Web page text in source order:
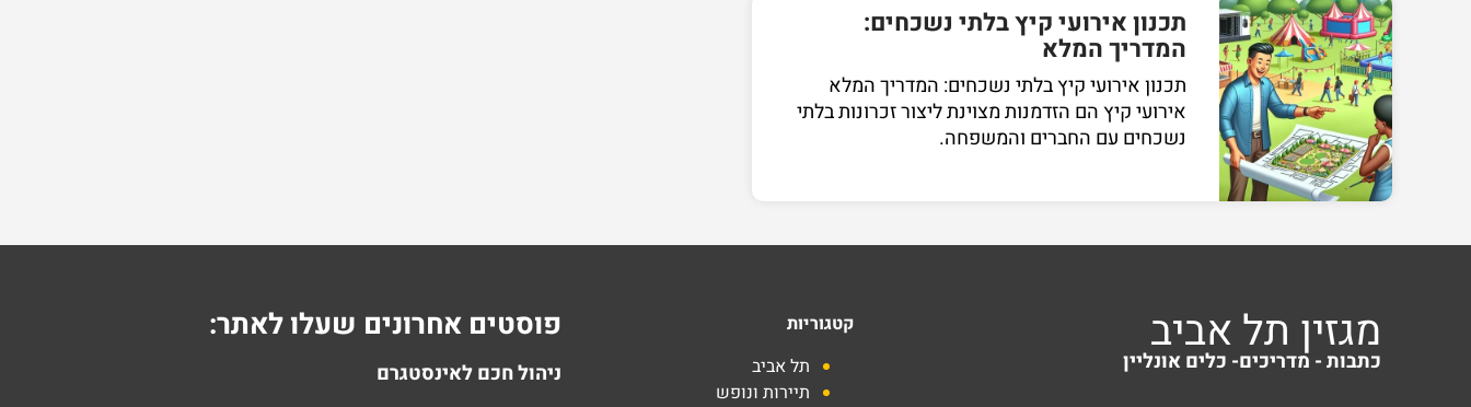
תכנון אירועי קיץ בלתי נשכחים:
המדריך המלא
תכנון אירועי קיץ בלתי נשכחים: המדריך המלא
אירועי קיץ הם הזדמנות מצוינת ליצור זכרונות בלתי
נשכחים עם החברים והמשפחה.
מגזין תל אביב
כתבות - מדריכים- כלים אונליין
קטגוריות
תל אביב
תיירות ונופש
פוסטים אחרונים שעלו לאתר:
ניהול חכם לאינסטגרם